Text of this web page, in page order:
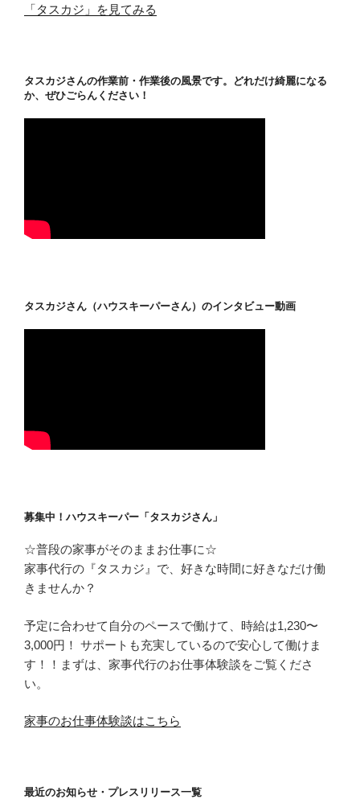
「タスカジ」を見てみる
タスカジさんの作業前・作業後の風景です。どれだけ綺麗になる
か、ぜひごらんください！
タスカジさん（ハウスキーパーさん）のインタビュー動画
募集中！ハウスキーパー「タスカジさん」
☆普段の家事がそのままお仕事に☆
家事代行の『タスカジ』で、好きな時間に好きなだけ働
きませんか？
予定に合わせて自分のペースで働けて、時給は1,230〜
3,000円！ サポートも充実しているので安心して働けま
す！！まずは、家事代行のお仕事体験談をご覧くださ
い。
家事のお仕事体験談はこちら
最近のお知らせ・プレスリリース一覧